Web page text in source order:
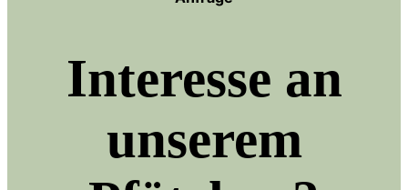
Interesse an
unserem